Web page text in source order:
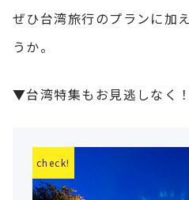
ぜひ台湾旅行のプランに加
うか。
▼台湾特集もお見逃しなく！